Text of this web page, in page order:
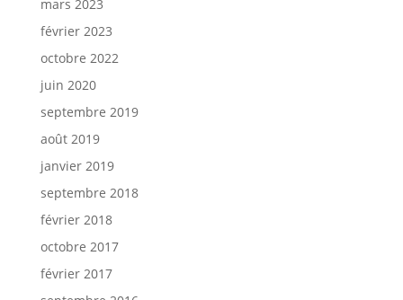
mars 2023
février 2023
octobre 2022
juin 2020
septembre 2019
août 2019
janvier 2019
septembre 2018
février 2018
octobre 2017
février 2017